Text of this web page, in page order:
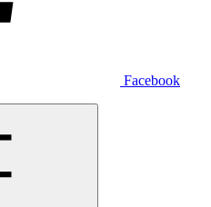
Facebook